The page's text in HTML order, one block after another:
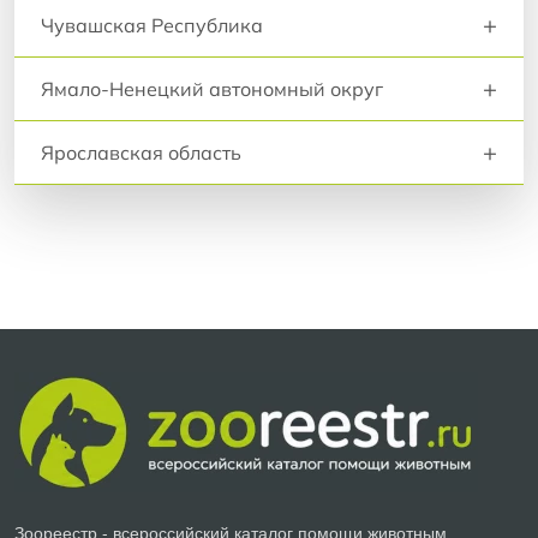
Чувашская Республика +
Ямало-Ненецкий автономный округ +
Ярославская область +
Зоореестр - всероссийский каталог помощи животным